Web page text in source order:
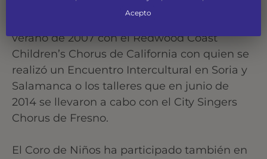
verano de 2007 con el Redwood Coast
Children’s Chorus de California con quien se
realizó un Encuentro Intercultural en Soria y
Salamanca o los talleres que en junio de
2014 se llevaron a cabo con el City Singers
Chorus de Fresno.
El Coro de Niños ha participado también en
Acepto